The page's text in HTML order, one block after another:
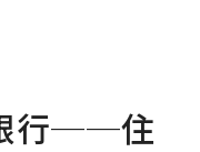
行──住